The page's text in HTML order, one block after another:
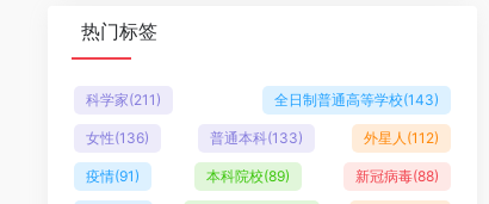
热门标签
科学家(211) 全日制普通高等学校(143)
女性(136) 普通本科(133) 外星人 (112)
疫情(91) 本科院校(89) 新冠病毒(88)